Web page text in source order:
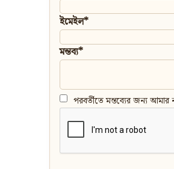
ইমেইল*
মন্তব্য*
পরবর্তীতে মন্তব্যের জন্য